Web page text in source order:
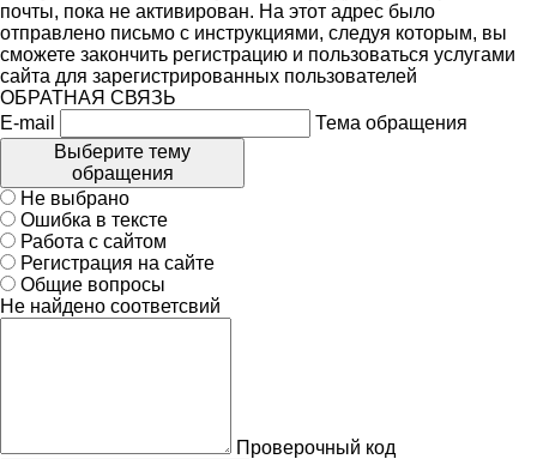
почты, пока не активирован. На этот адрес было
отправлено письмо с инструкциями, следуя которым, вы
сможете закончить регистрацию и пользоваться услугами
сайта для зарегистрированных пользователей
ОБРАТНАЯ СВЯЗЬ
E-mail
Тема обращения
Выберите тему
обращения
Не выбрано
Ошибка в тексте
Работа с сайтом
Регистрация на сайте
Общие вопросы
Не найдено соответсвий
Проверочный код